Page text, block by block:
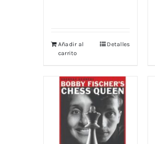
Añadir al
carrito
Detalles